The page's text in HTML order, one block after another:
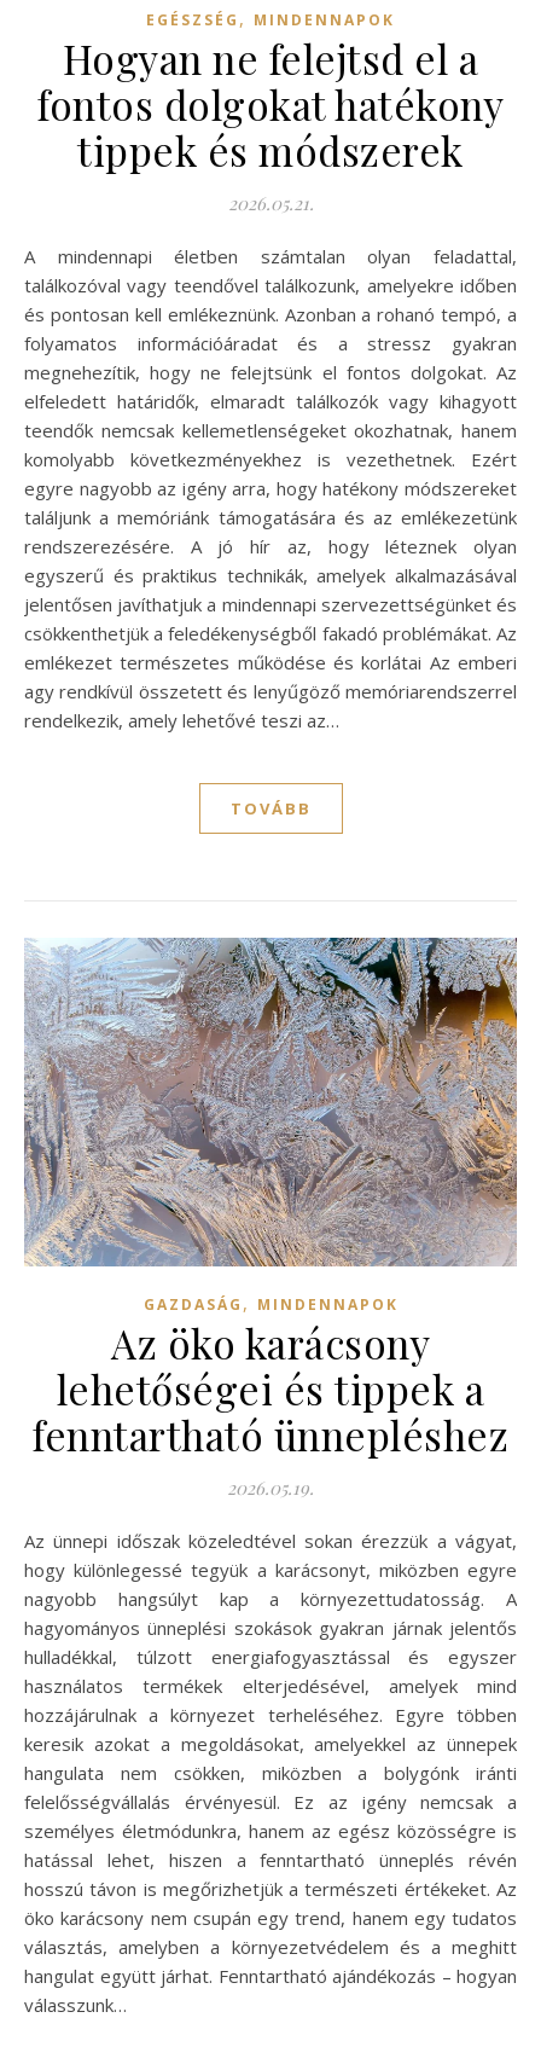
EGÉSZSÉG , MINDENNAPOK
Hogyan ne felejtsd el a
fontos dolgokat hatékony
tippek és módszerek
2026.05.21.
A mindennapi életben számtalan olyan feladattal,
találkozóval vagy teendővel találkozunk, amelyekre időben
és pontosan kell emlékeznünk. Azonban a rohanó tempó, a
folyamatos információáradat és a stressz gyakran
megnehezítik, hogy ne felejtsünk el fontos dolgokat. Az
elfeledett határidők, elmaradt találkozók vagy kihagyott
teendők nemcsak kellemetlenségeket okozhatnak, hanem
komolyabb következményekhez is vezethetnek. Ezért
egyre nagyobb az igény arra, hogy hatékony módszereket
találjunk a memóriánk támogatására és az emlékezetünk
rendszerezésére. A jó hír az, hogy léteznek olyan
egyszerű és praktikus technikák, amelyek alkalmazásával
jelentősen javíthatjuk a mindennapi szervezettségünket és
csökkenthetjük a feledékenységből fakadó problémákat. Az
emlékezet természetes működése és korlátai Az emberi
agy rendkívül összetett és lenyűgöző memóriarendszerrel
rendelkezik, amely lehetővé teszi az…
TOVÁBB
GAZDASÁG , MINDENNAPOK
Az öko karácsony
lehetőségei és tippek a
fenntartható ünnepléshez
2026.05.19.
Az ünnepi időszak közeledtével sokan érezzük a vágyat,
hogy különlegessé tegyük a karácsonyt, miközben egyre
nagyobb hangsúlyt kap a környezettudatosság. A
hagyományos ünneplési szokások gyakran járnak jelentős
hulladékkal, túlzott energiafogyasztással és egyszer
használatos termékek elterjedésével, amelyek mind
hozzájárulnak a környezet terheléséhez. Egyre többen
keresik azokat a megoldásokat, amelyekkel az ünnepek
hangulata nem csökken, miközben a bolygónk iránti
felelősségvállalás érvényesül. Ez az igény nemcsak a
személyes életmódunkra, hanem az egész közösségre is
hatással lehet, hiszen a fenntartható ünneplés révén
hosszú távon is megőrizhetjük a természeti értékeket. Az
öko karácsony nem csupán egy trend, hanem egy tudatos
választás, amelyben a környezetvédelem és a meghitt
hangulat együtt járhat. Fenntartható ajándékozás – hogyan
válasszunk…